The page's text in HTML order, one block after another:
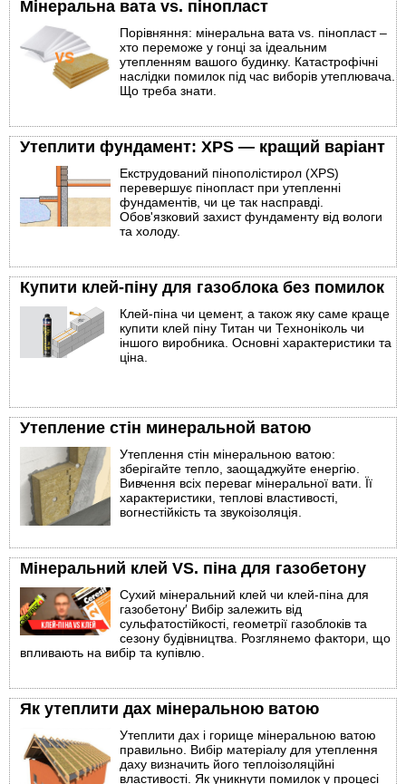
Мінеральна вата vs. пінопласт
Порівняння: мінеральна вата vs. пінопласт –
хто переможе у гонці за ідеальним
утепленням вашого будинку. Катастрофічні
наслідки помилок під час виборів утеплювача.
Що треба знати.
Утеплити фундамент: XPS — кращий варіант
Екструдований пінополістирол (XPS)
перевершує пінопласт при утепленні
фундаментів, чи це так насправді.
Обов'язковий захист фундаменту від вологи
та холоду.
Купити клей-піну для газоблока без помилок
Клей-піна чи цемент, а також яку саме краще
купити клей піну Титан чи Техноніколь чи
іншого виробника. Основні характеристики та
ціна.
Утепление стін минеральной ватою
Утеплення стін мінеральною ватою:
зберігайте тепло, заощаджуйте енергію.
Вивчення всіх переваг мінеральної вати. Її
характеристики, теплові властивості,
вогнестійкість та звукоізоляція.
Мінеральний клей VS. піна для газобетону
Сухий мінеральний клей чи клей-піна для
газобетону′ Вибір залежить від
сульфатостійкості, геометрії газоблоків та
сезону будівництва. Розглянемо фактори, що
впливають на вибір та купівлю.
Як утеплити дах мінеральною ватою
Утеплити дах і горище мінеральною ватою
правильно. Вибір матеріалу для утеплення
даху визначить його теплоізоляційні
властивості. Як уникнути помилок у процесі